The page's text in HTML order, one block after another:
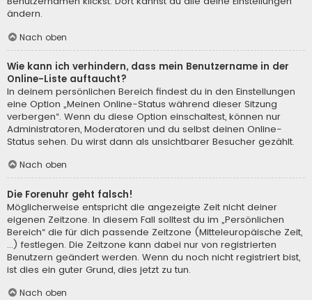
ändern.
Nach oben
Wie kann ich verhindern, dass mein Benutzername in der
Online-Liste auftaucht?
In deinem persönlichen Bereich findest du in den Einstellungen
eine Option „Meinen Online-Status während dieser Sitzung
verbergen“. Wenn du diese Option einschaltest, können nur
Administratoren, Moderatoren und du selbst deinen Online-
Status sehen. Du wirst dann als unsichtbarer Besucher gezählt.
Nach oben
Die Forenuhr geht falsch!
Möglicherweise entspricht die angezeigte Zeit nicht deiner
eigenen Zeitzone. In diesem Fall solltest du im „Persönlichen
Bereich“ die für dich passende Zeitzone (Mitteleuropäische Zeit,
...) festlegen. Die Zeitzone kann dabei nur von registrierten
Benutzern geändert werden. Wenn du noch nicht registriert bist,
ist dies ein guter Grund, dies jetzt zu tun.
Nach oben